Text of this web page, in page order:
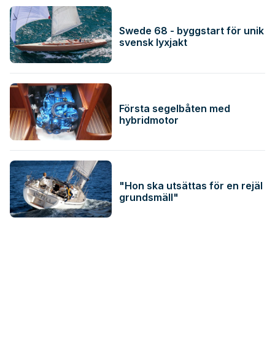
Swede 68 - byggstart för unik
svensk lyxjakt
Första segelbåten med
hybridmotor
"Hon ska utsättas för en rejäl
grundsmäll"